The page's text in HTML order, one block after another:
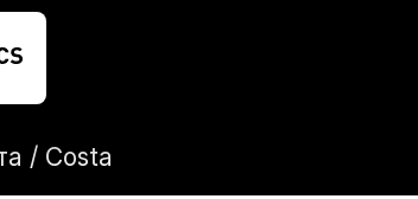
/ Costa